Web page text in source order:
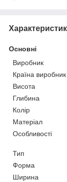
Основні
Виробник
Країна виробник
Висота
Глибина
Колір
Матеріал
Особливості
Тип
Форма
Ширина